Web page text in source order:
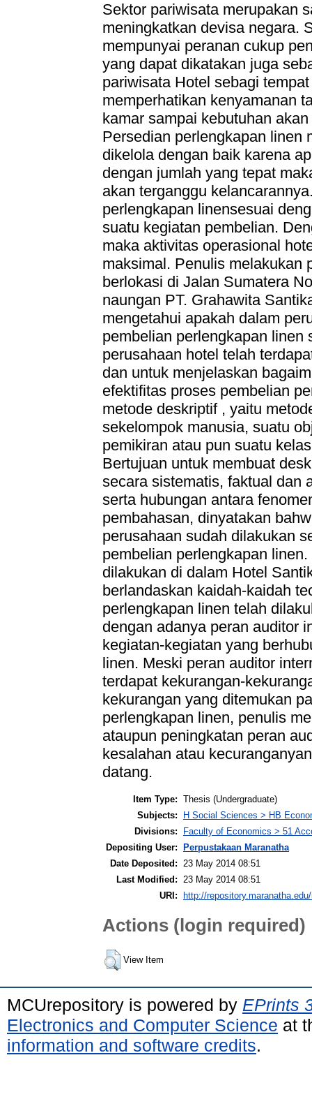
Sektor pariwisata merupakan
meningkatkan devisa negara.
mempunyai peranan cukup
yang dapat dikatakan juga
pariwisata Hotel sebagi
memperhatikan kenyamanan
kamar sampai kebutuhan
Persedian perlengkapan linen
dikelola dengan baik karena
dengan jumlah yang tepat
akan terganggu
perlengkapan linensesuai
suatu kegiatan pembelian.
maka aktivitas operasional
maksimal. Penulis melakukan
berlokasi di Jalan Sumatera
naungan PT. Grahawita
mengetahui apakah dalam
pembelian perlengkapan linen
perusahaan hotel telah
dan untuk menjelaskan
efektifitas proses pembelian
metode deskriptif , yaitu
sekelompok manusia, suatu
pemikiran atau pun suatu
Bertujuan untuk membuat
secara sistematis, faktual dan
serta hubungan antara
pembahasan, dinyatakan
perusahaan sudah dilakukan
pembelian perlengkapan
dilakukan di dalam Hotel
berlandaskan kaidah-kaidah
perlengkapan linen telah
dengan adanya peran auditor
kegiatan-kegiatan yang
linen. Meski peran auditor
terdapat kekurangan-
kekurangan yang ditemukan
perlengkapan linen, penulis
ataupun peningkatan peran
kesalahan atau
datang.
Item Type: Thesis (Undergraduate)
Subjects:
H Social Sciences > HB
Divisions:
Faculty of Economics > 51
Depositing User:
Perpustakaan Maranatha
Date Deposited:
23 May 2014 08:51
Last Modified:
23 May 2014 08:51
URI:
http://
Actions (login required)
View Item
MCUrepository is powered by EPrints
Electronics and Computer Science at
information and software credits.